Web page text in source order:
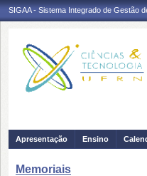
SIGAA - Sistema Integrado de Gestão
Apresentação Ensino
Memoriais